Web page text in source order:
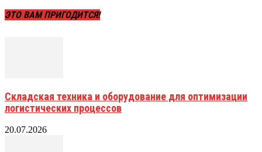
ЭТО ВАМ ПРИГОДИТСЯ!
Складская техника и оборудование для оптимизации
логистических процессов
20.07.2026